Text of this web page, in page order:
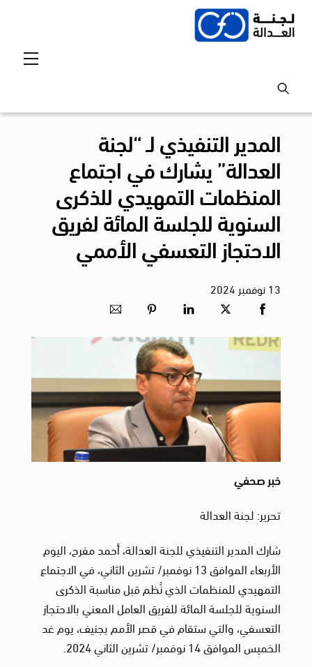
Skip
المدير التنفيذي لـ “لجنة
العدالة” يشارك في اجتماع
المنظمات التمهيدي للذكرى
السنوية للجلسة المائة لفريق
الاحتجاز التعسفي الأممي
13نوفمبر 2024
خبر صحفي
تحرير: لجنة العدالة
شارك المدير التنفيذي للجنة العدالة، أحمد مفرح، اليوم
الأربعاء الموافق 13 نوفمبر/ تشرين الثاني، في الاجتماع
التمهيدي للمنظمات الذي نُظم قبل مناسبة الذكرى
السنوية للجلسة المائة للفريق العامل المعني بالاحتجاز
التعسفي، والتي ستقام في قصر الأمم بجنيف، يوم غد
الخميس الموافق 14 نوفمبر/ تشرين الثاني 2024.